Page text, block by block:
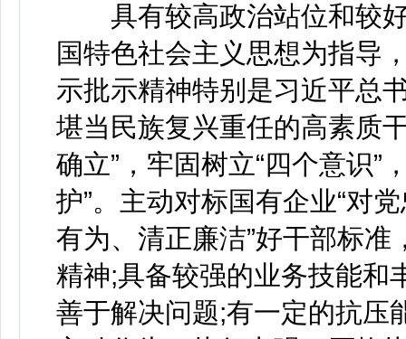
具有较高政治站位和较好
国特色社会主义思想为指导
示批示精神特别是习近平总
堪当民族复兴重任的高素质
确立”，牢固树立“四个意识”
护”。主动对标国有企业“对
有为、清正廉洁”好干部标
精神;具备较强的业务技能和
善于解决问题;有一定的抗压